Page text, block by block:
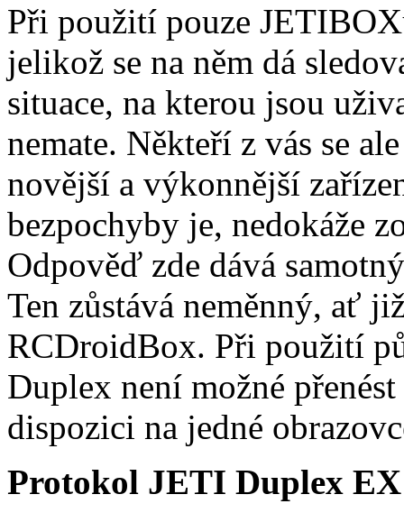
Při použití pouze
jelikož se na něm dá
situace, na kterou jsou
nemate. Někteří z vás se
novější a výkonnější
bezpochyby je, nedokáže
Odpověď zde dává
Ten zůstává neměnný, ať
RCDroidBox. Při použití
Duplex není možné
dispozici na jedné
Protokol JETI Duplex EX